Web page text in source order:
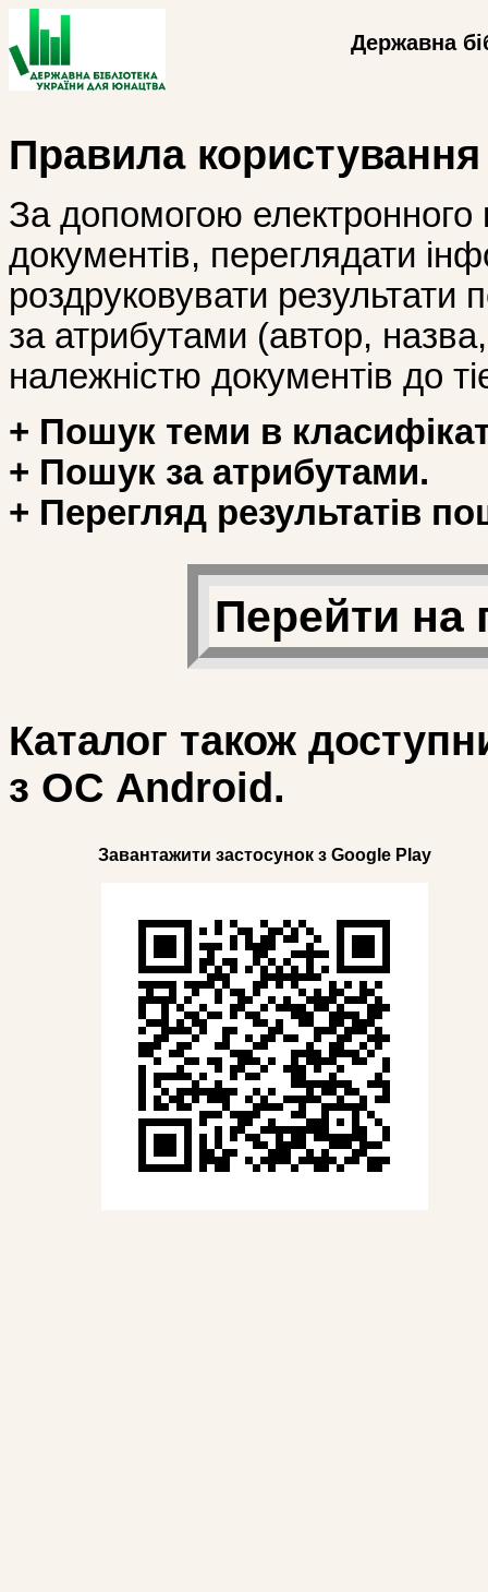
Державна
Правила
За допомогою
документів, переглядати
роздруковувати
за атрибутами (автор, назва,
належністю документів до
+ Пошук теми в
+ Пошук за атрибутами.
+ Перегляд результатів
Перейти на
Каталог також
з ОС Android.
Завантажити застосунок з Google Play